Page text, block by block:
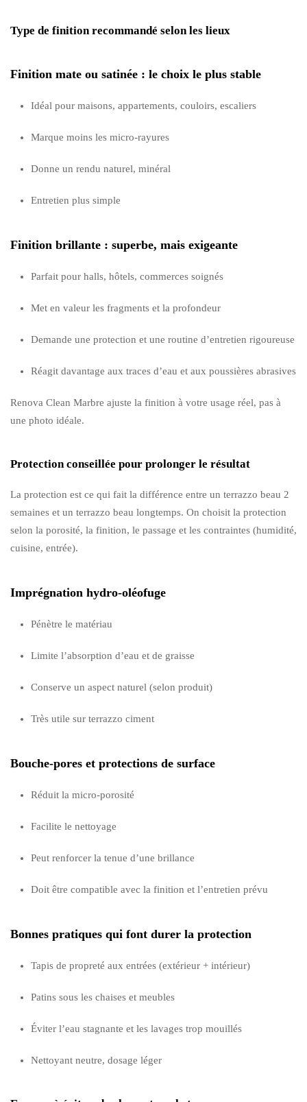
Type de finition recommandé selon les lieux
Finition mate ou satinée : le choix le plus stable
Idéal pour maisons, appartements, couloirs, escaliers
Marque moins les micro-rayures
Donne un rendu naturel, minéral
Entretien plus simple
Finition brillante : superbe, mais exigeante
Parfait pour halls, hôtels, commerces soignés
Met en valeur les fragments et la profondeur
Demande une protection et une routine d’entretien rigoureuse
Réagit davantage aux traces d’eau et aux poussières abrasives
Renova Clean Marbre ajuste la finition à votre usage réel, pas à
une photo idéale.
Protection conseillée pour prolonger le résultat
La protection est ce qui fait la différence entre un terrazzo beau 2
semaines et un terrazzo beau longtemps. On choisit la protection
selon la porosité, la finition, le passage et les contraintes (humidité,
cuisine, entrée).
Imprégnation hydro-oléofuge
Pénètre le matériau
Limite l’absorption d’eau et de graisse
Conserve un aspect naturel (selon produit)
Très utile sur terrazzo ciment
Bouche-pores et protections de surface
Réduit la micro-porosité
Facilite le nettoyage
Peut renforcer la tenue d’une brillance
Doit être compatible avec la finition et l’entretien prévu
Bonnes pratiques qui font durer la protection
Tapis de propreté aux entrées (extérieur + intérieur)
Patins sous les chaises et meubles
Éviter l’eau stagnante et les lavages trop mouillés
Nettoyant neutre, dosage léger